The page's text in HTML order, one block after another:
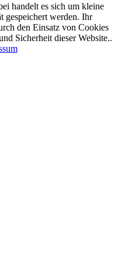
handelt es sich um kleine
gespeichert werden. Ihr
den Einsatz von Cookies
Sicherheit dieser Website..